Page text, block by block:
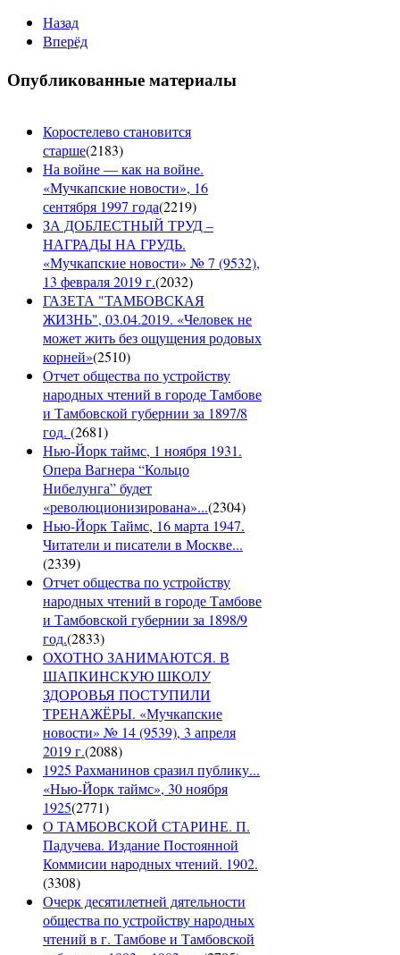
Назад
Вперёд
Опубликованные материалы
Коростелево становится
старше(2183)
На войне — как на войне.
«Мучкапские новости», 16
сентября 1997 года(2219)
ЗА ДОБЛЕСТНЫЙ ТРУД –
НАГРАДЫ НА ГРУДЬ.
«Мучкапские новости» № 7 (9532),
13 февраля 2019 г.(2032)
ГАЗЕТА "ТАМБОВСКАЯ
ЖИЗНЬ", 03.04.2019. «Человек не
может жить без ощущения родовых
корней»(2510)
Отчет общества по устройству
народных чтений в городе Тамбове
и Тамбовской губернии за 1897/8
год. (2681)
Нью-Йорк таймс, 1 ноября 1931.
Опера Вагнера “Кольцо
Нибелунга” будет
«революционизирована»...(2304)
Нью-Йорк Таймс, 16 марта 1947.
Читатели и писатели в Москве...
(2339)
Отчет общества по устройству
народных чтений в городе Тамбове
и Тамбовской губернии за 1898/9
год.(2833)
ОХОТНО ЗАНИМАЮТСЯ. В
ШАПКИНСКУЮ ШКОЛУ
ЗДОРОВЬЯ ПОСТУПИЛИ
ТРЕНАЖЁРЫ. «Мучкапские
новости» № 14 (9539), 3 апреля
2019 г.(2088)
1925 Рахманинов сразил публику...
«Нью-Йорк таймс», 30 ноября
1925(2771)
О ТАМБОВСКОЙ СТАРИНЕ. П.
Падучева. Издание Постоянной
Коммисии народных чтений. 1902.
(3308)
Очерк десятилетней дятельности
общества по устройству народных
чтений в г. Тамбове и Тамбовской